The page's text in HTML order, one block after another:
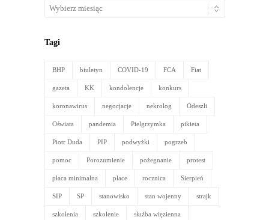
Artykuły
Tagi
BHP biuletyn COVID-19 FCA Fiat
gazeta KK kondolencje konkurs
koronawirus negocjacje nekrolog Odeszli
Oświata pandemia Pielgrzymka pikieta
Piotr Duda PIP podwyżki pogrzeb
pomoc Porozumienie pożegnanie protest
płaca minimalna płace rocznica Sierpień
SIP SP stanowisko stan wojenny strajk
szkolenia szkolenie służba więzienna